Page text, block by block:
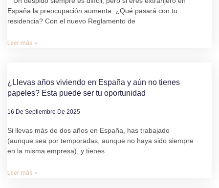
España la preocupación aumenta: ¿Qué pasará con tu
residencia? Con el nuevo Reglamento de
Leer más »
¿Llevas años viviendo en España y aún no tienes
papeles? Esta puede ser tu oportunidad
16 De Septiembre De 2025
Si llevas más de dos años en España, has trabajado
(aunque sea por temporadas, aunque no haya sido siempre
en la misma empresa), y tienes
Leer más »